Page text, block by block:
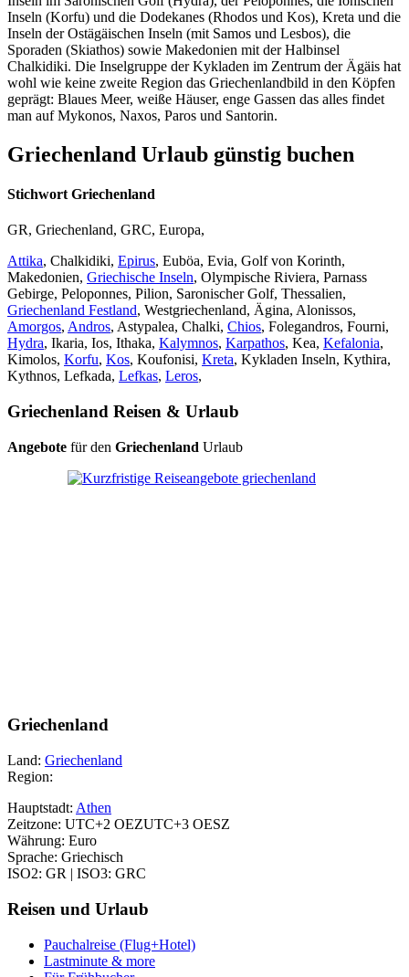
Inseln (Korfu) und die Dodekanes (Rhodos und Kos), Kreta und die
Inseln der Ostägäischen Inseln (mit Samos und Lesbos), die
Sporaden (Skiathos) sowie Makedonien mit der Halbinsel
Chalkidiki. Die Inselgruppe der Kykladen im Zentrum der Ägäis hat
wohl wie keine zweite Region das Griechenlandbild in den Köpfen
geprägt: Blaues Meer, weiße Häuser, enge Gassen das alles findet
man auf Mykonos, Naxos, Paros und Santorin.
Griechenland Urlaub günstig buchen
Stichwort Griechenland
GR, Griechenland, GRC, Europa,
Attika, Chalkidiki, Epirus, Euböa, Evia, Golf von Korinth,
Makedonien, Griechische Inseln, Olympische Riviera, Parnass
Gebirge, Peloponnes, Pilion, Saronischer Golf, Thessalien,
Griechenland Festland, Westgriechenland, Ägina, Alonissos,
Amorgos, Andros, Astypalea, Chalki, Chios, Folegandros, Fourni,
Hydra, Ikaria, Ios, Ithaka, Kalymnos, Karpathos, Kea, Kefalonia,
Kimolos, Korfu, Kos, Koufonisi, Kreta, Kykladen Inseln, Kythira,
Kythnos, Lefkada, Lefkas, Leros,
Griechenland Reisen & Urlaub
Angebote für den Griechenland Urlaub
Griechenland
Land: Griechenland
Region:
Hauptstadt: Athen
Zeitzone: UTC+2 OEZUTC+3 OESZ
Währung: Euro
Sprache: Griechisch
ISO2: GR | ISO3: GRC
Reisen und Urlaub
Pauchalreise (Flug+Hotel)
Lastminute & more